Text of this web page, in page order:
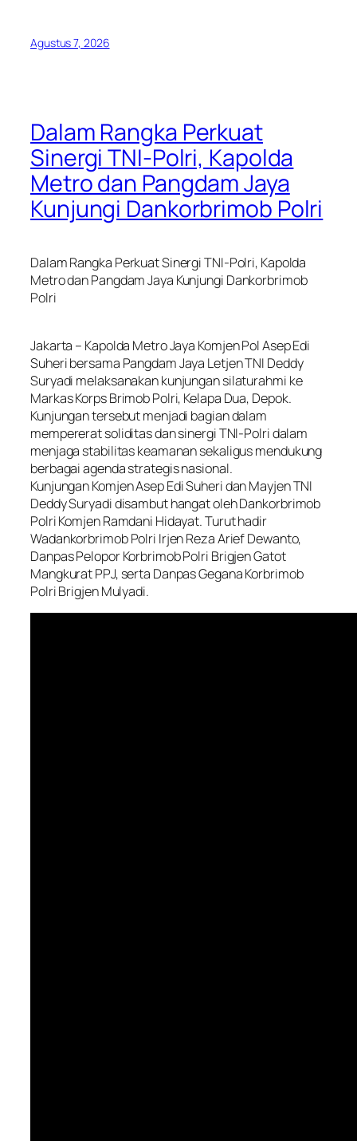
Agustus 7, 2026
Dalam Rangka Perkuat
Sinergi TNI-Polri, Kapolda
Metro dan Pangdam Jaya
Kunjungi Dankorbrimob Polri
Dalam Rangka Perkuat Sinergi TNI-Polri, Kapolda
Metro dan Pangdam Jaya Kunjungi Dankorbrimob
Polri
Jakarta – Kapolda Metro Jaya Komjen Pol Asep Edi
Suheri bersama Pangdam Jaya Letjen TNI Deddy
Suryadi melaksanakan kunjungan silaturahmi ke
Markas Korps Brimob Polri, Kelapa Dua, Depok.
Kunjungan tersebut menjadi bagian dalam
mempererat soliditas dan sinergi TNI-Polri dalam
menjaga stabilitas keamanan sekaligus mendukung
berbagai agenda strategis nasional.
Kunjungan Komjen Asep Edi Suheri dan Mayjen TNI
Deddy Suryadi disambut hangat oleh Dankorbrimob
Polri Komjen Ramdani Hidayat. Turut hadir
Wadankorbrimob Polri Irjen Reza Arief Dewanto,
Danpas Pelopor Korbrimob Polri Brigjen Gatot
Mangkurat PPJ, serta Danpas Gegana Korbrimob
Polri Brigjen Mulyadi.